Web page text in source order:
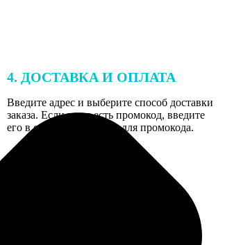
4. ДОСТАВКА И ОПЛАТА
Введите адрес и выберите способ доставки
заказа. Если у вас есть промокод, введите
его в специальное поле для промокода.